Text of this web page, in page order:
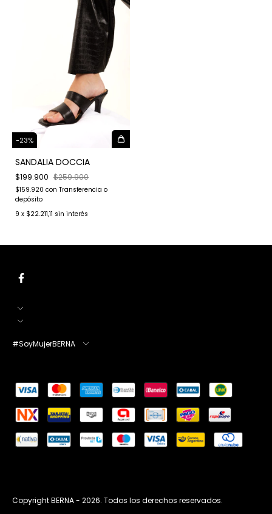
-23%
SANDALIA DOCCIA
$199.900 $259.900
$159.920 con Transferencia o
depósito
9 x $22.211,11 sin interés
#SoyMujerBERNA
Copyright BERNA - 2026. Todos los derechos reservados.